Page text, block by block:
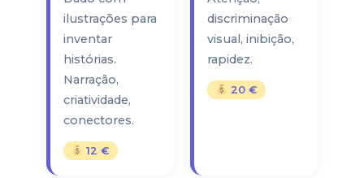
ilustrações para
inventar
histórias.
Narração,
criatividade,
conectores.
12 €
discriminação
visual, inibição,
rapidez.
20 €